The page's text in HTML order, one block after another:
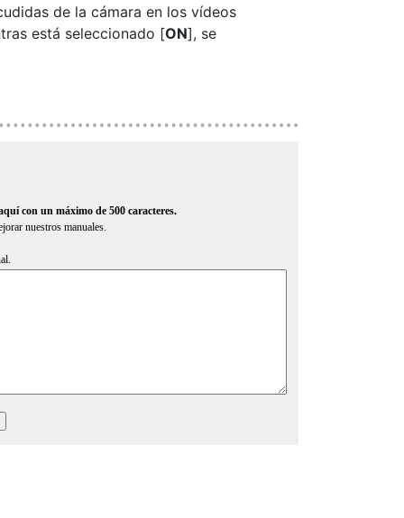
de la cámara en los vídeos
está seleccionado [ON], se